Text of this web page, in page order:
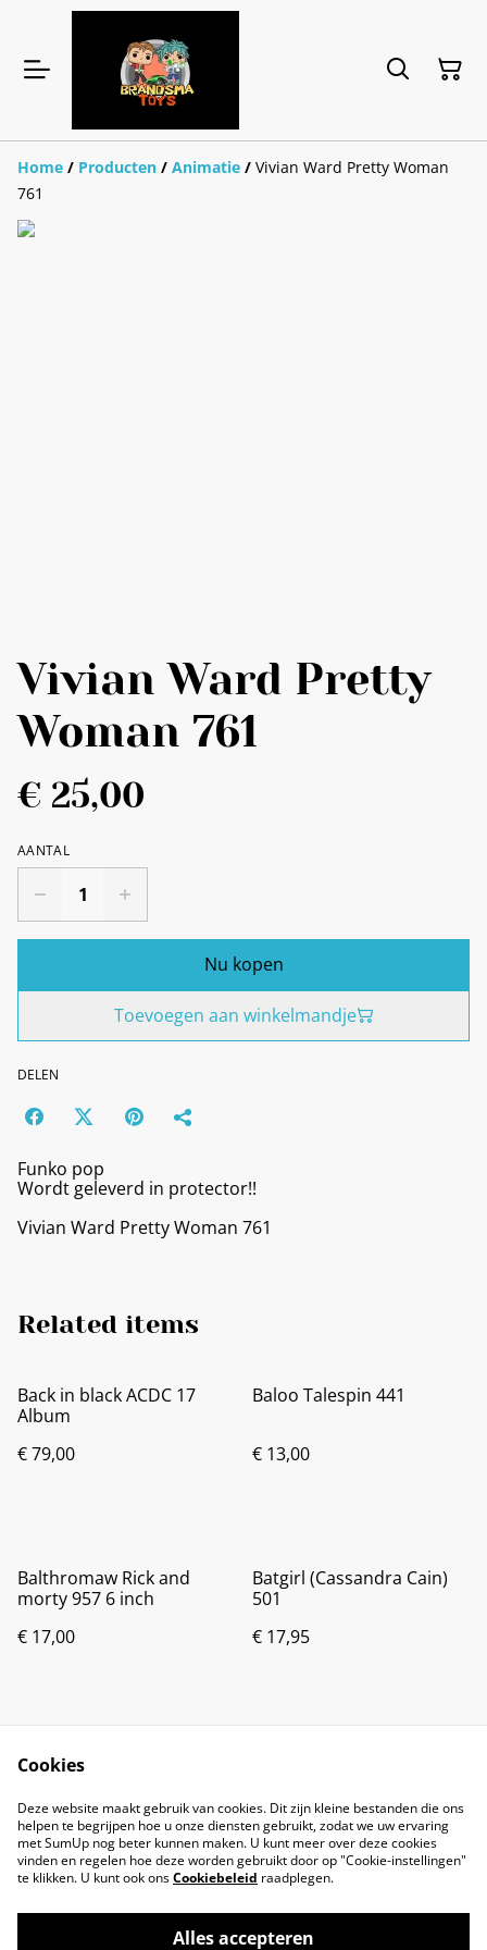
Home / Producten / Animatie / Vivian Ward Pretty Woman
761
Vivian Ward Pretty
Woman 761
€ 25,00
AANTAL
Nu kopen
Toevoegen aan winkelmandje
DELEN
Funko pop
Wordt geleverd in protector!!
Vivian Ward Pretty Woman 761
Related items
Back in black ACDC 17
Album
€ 79,00
Baloo Talespin 441
€ 13,00
Balthromaw Rick and
morty 957 6 inch
€ 17,00
Batgirl (Cassandra Cain)
501
€ 17,95
Cookies
Deze website maakt gebruik van cookies. Dit zijn kleine bestanden die ons
helpen te begrijpen hoe u onze diensten gebruikt, zodat we uw ervaring
met SumUp nog beter kunnen maken. U kunt meer over deze cookies
vinden en regelen hoe deze worden gebruikt door op "Cookie-instellingen"
te klikken. U kunt ook onsCookiebeleid raadplegen.
Alles accepteren